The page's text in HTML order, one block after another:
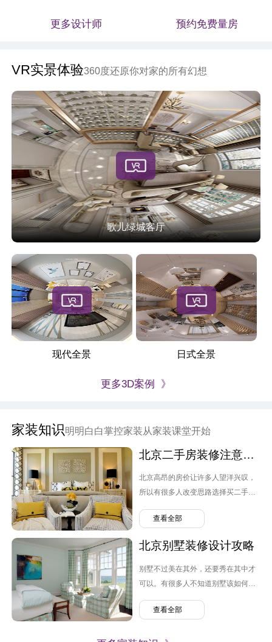
更多设计师 预约免费量房
VR实景体验360度还原你对家的所有幻想
歌儿绿城客厅
现代全景 日式全景
更多3D案例 》
家装知识明明白白掌控家装从家装课堂开始
北京二手房装修注意要点
北京高昂的房价让许多人望洋兴叹，
所以有很多人改变思路选择买二手
修设计可能并不是自己喜欢的风格，
二手房装修需要注意哪几点呢？
查看全部
北京别墅装修设计攻略
别墅不过美在其外，还要秀在其中才
可以。有很多人不知道别墅该如何装
修设计需要注意什么呢？有哪些问题
查看全部